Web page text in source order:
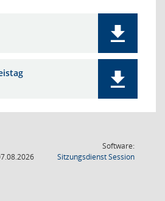
Software:
SitzungsdienstSession(Wird in